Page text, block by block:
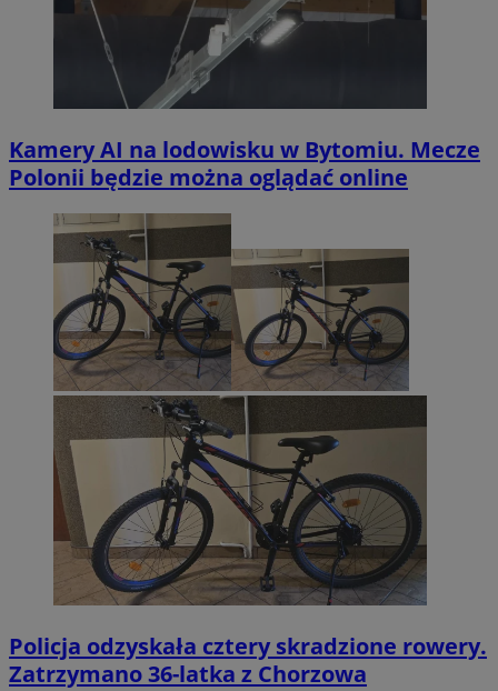
Kamery AI na lodowisku w Bytomiu. Mecze
Polonii będzie można oglądać online
Policja odzyskała cztery skradzione rowery.
Zatrzymano 36-latka z Chorzowa